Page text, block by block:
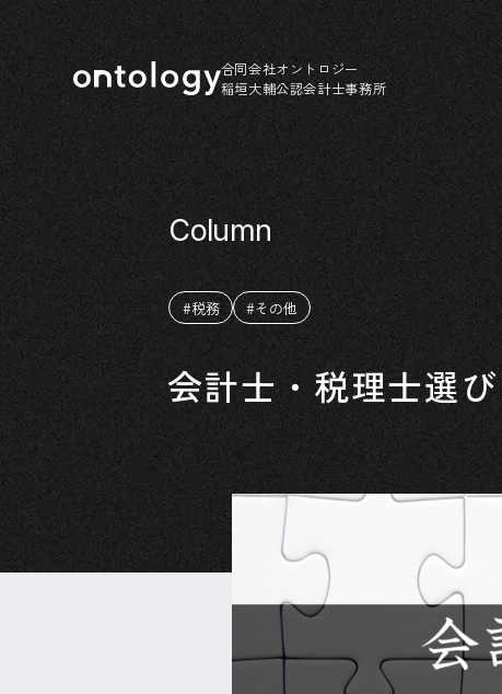
合同会社オントロジー
稲垣大輔公認会計士事務所
#税務 #その他
会計士・税理士選